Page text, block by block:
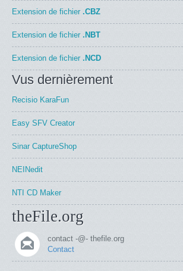
Extension de fichier .CBZ
Extension de fichier .NBT
Extension de fichier .NCD
Vus dernièrement
Recisio KaraFun
Easy SFV Creator
Sinar CaptureShop
NEINedit
NTI CD Maker
theFile.org
contact -@- thefile.org
Contact